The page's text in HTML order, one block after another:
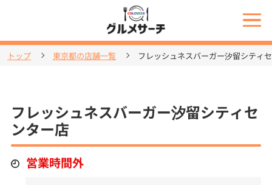
トップ 東京都の店舗一覧 フレッシュネスバーガー汐留シティ
フレッシュネスバーガー汐留シティセ
ンター店
営業時間外